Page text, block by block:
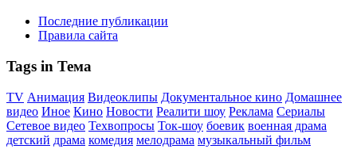
Последние публикации
Правила сайта
Tags in Тема
TV Анимация Видеоклипы Документальное кино Домашнее
видео Иное Кино Новости Реалити шоу Реклама Сериалы
Сетевое видео Техвопросы Ток-шоу боевик военная драма
детский драма комедия мелодрама музыкальный фильм